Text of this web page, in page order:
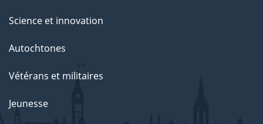
Science et innovation
Autochtones
Vétérans et militaires
Jeunesse